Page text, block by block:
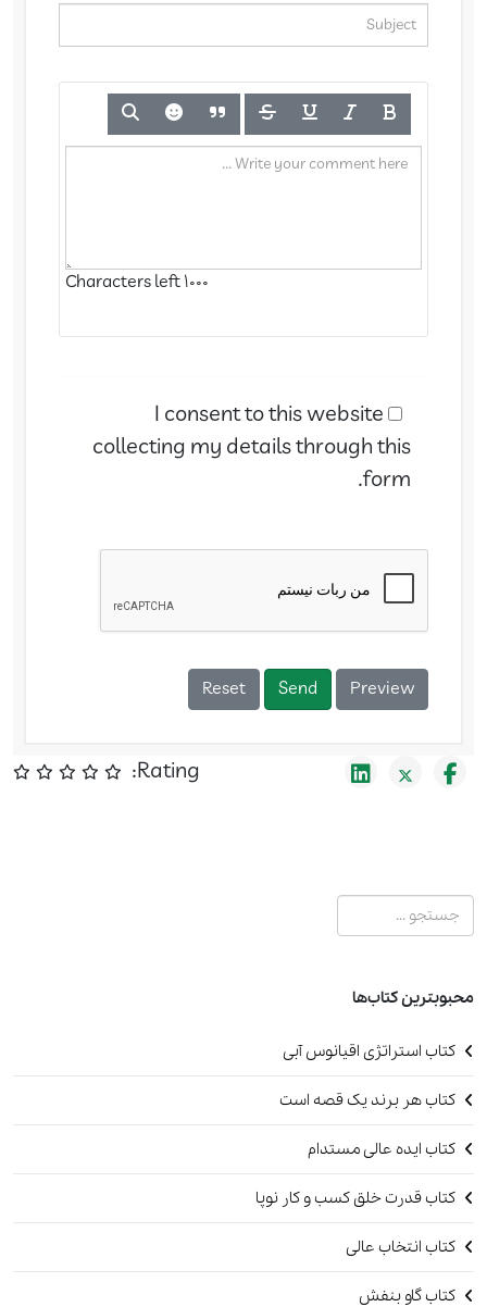
1000
I consent to this website
collecting my details through this
form.
Preview
Send
Reset
Rating:
جستجو
محبوبترین کتاب‌ها
کتاب استراتژی اقیانوس آبی
کتاب هر برند یک قصه است
کتاب ایده عالی مستدام
کتاب قدرت خلق کسب و کار نوپا
کتاب انتخاب عالی
کتاب گاو بنفش